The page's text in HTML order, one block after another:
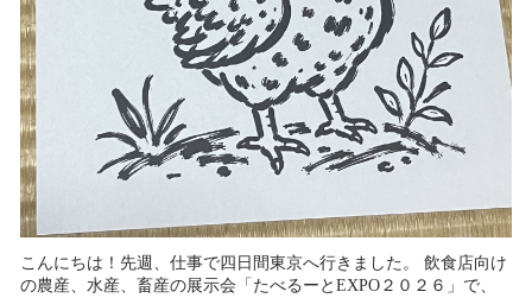
こんにちは！先週、仕事で四日間東京へ行きました。 飲食店向け
の農産、水産、畜産の展示会「たべるーとEXPO２０２６」で、